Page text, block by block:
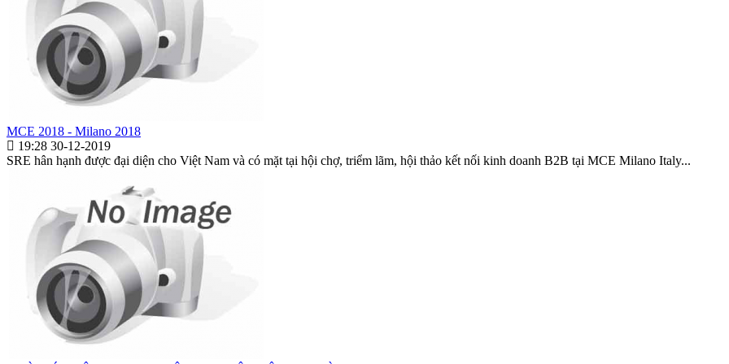
MCE 2018 - Milano 2018
19:28 30-12-2019
SRE hân hạnh được đại diện cho Việt Nam và có mặt tại hội chợ, triểm lãm, hội thảo kết nối kinh doanh B2B tại MCE Milano Italy...